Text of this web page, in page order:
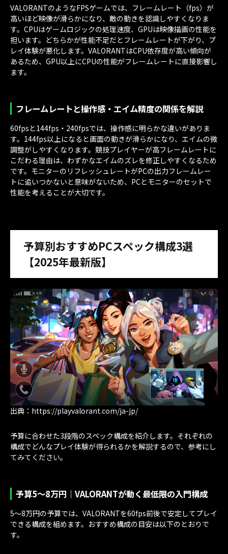
VALORANTのようなFPSゲームでは、フレームレート（fps）が
高いほど映像が滑らかになり、敵の動きを認識しやすくなりま
す。CPUはゲームロジックの処理速度、GPUは映像描画の性能を
担います。どちらかが性能不足だとフレームレートが下がり、プ
レイ体験が悪化します。VALORANTはCPU依存度が高い傾向が
あるため、GPU以上にCPUの性能がフレームレートに直接影響し
ます。
フレームレートと操作感・エイム精度の関係を解説
60fpsと144fps・240fpsでは、操作感に明らかな違いがありま
す。144fps以上になると画面の動きが滑らかになり、エイムの微
調整がしやすくなります。競技プレイヤーが高フレームレートに
こだわる理由は、わずかなエイムのズレを修正しやすくなるため
です。モニターのリフレッシュレートがPCの出力フレームレー
トに追いつかないと意味がないため、PCとモニターのセットで
性能を考えることが大切です。
予算別おすすめPCスペック構成3選
【2025年最新版】
出典：https://playvalorant.com/ja-jp/
予算に合わせた3段階のスペック構成を紹介します。それぞれの
構成でどんなプレイ体験が得られるかを解説するので、参考にし
てみてください。
予算5〜8万円｜VALORANTが動く最低限の入門構成
5〜8万円の予算では、VALORANTを60fps前後で安定してプレイ
できる構成を組めます。おすすめ構成の目安は以下のとおりで
す。